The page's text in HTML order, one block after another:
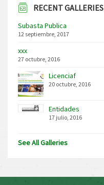
RECENT GALLERIES
Subasta Publica
12 septiembre, 2017
xxx
27 octubre, 2016
Licenciaf
20 octubre, 2016
Entidades
17 julio, 2016
See All Galleries